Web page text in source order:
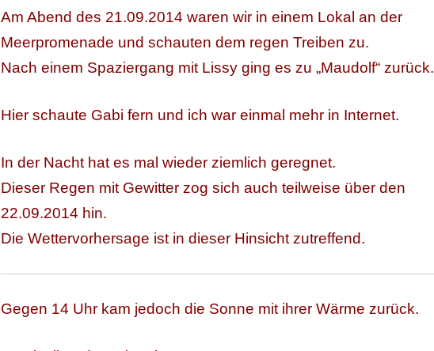
Am Abend des 21.09.2014 waren wir in einem Lokal an der
Meerpromenade und schauten dem regen Treiben zu.
Nach einem Spaziergang mit Lissy ging es zu „Maudolf“ zurück.
Hier schaute Gabi fern und ich war einmal mehr in Internet.
In der Nacht hat es mal wieder ziemlich geregnet.
Dieser Regen mit Gewitter zog sich auch teilweise über den
22.09.2014 hin.
Die Wettervorhersage ist in dieser Hinsicht zutreffend.
Gegen 14 Uhr kam jedoch die Sonne mit ihrer Wärme zurück.